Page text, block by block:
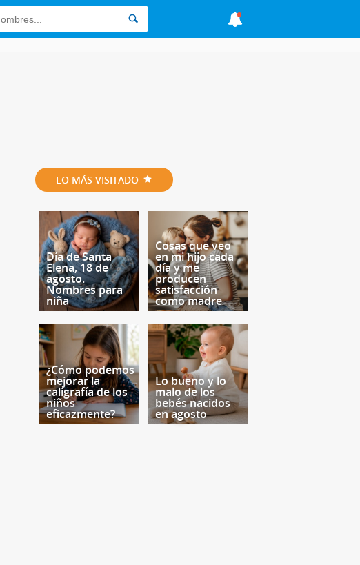
LO MÁS VISITADO
Día de Santa
Elena, 18 de
agosto.
Nombres para
niña
Cosas que veo
en mi hijo cada
día y me
producen
satisfacción
como madre
¿Cómo podemos
mejorar la
caligrafía de los
niños
eficazmente?
Lo bueno y lo
malo de los
bebés nacidos
en agosto